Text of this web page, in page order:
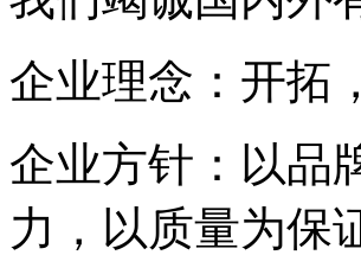
企业理念：开拓
企业方针：以品
力，以质量为保